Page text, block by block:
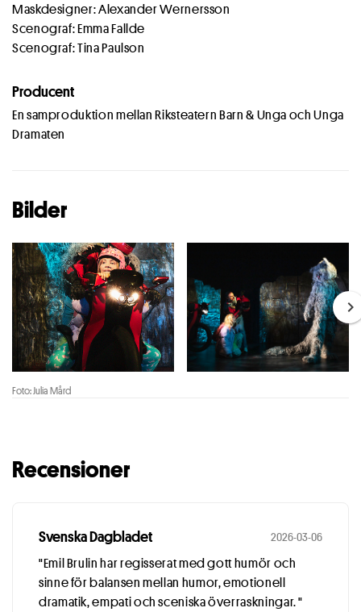
Maskdesigner: Alexander Wernersson
Scenograf: Emma Fallde
Scenograf: Tina Paulson
Producent
En samproduktion mellan Riksteatern Barn & Unga och Unga
Dramaten
Bilder
Foto: Julia Mård
Recensioner
Svenska Dagbladet 2026-03-06
"Emil Brulin har regisserat med gott humör och
sinne för balansen mellan humor, emotionell
dramatik, empati och sceniska överraskningar. "